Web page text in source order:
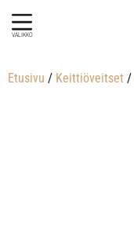
VALIKKO
Etusivu / Keittiöveitset /